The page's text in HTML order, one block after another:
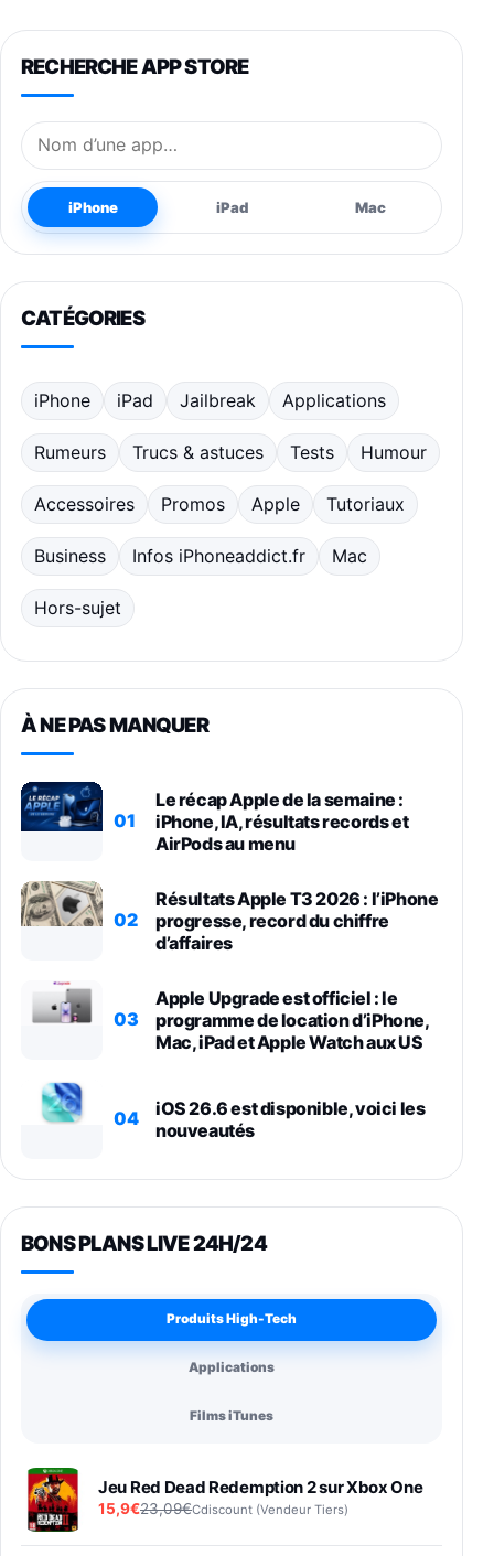
RECHERCHE APP STORE
Nom de l’application
iPhone iPad Mac
CATÉGORIES
iPhone iPad Jailbreak Applications
Rumeurs Trucs & astuces Tests Humour
Accessoires Promos Apple Tutoriaux
Business Infos iPhoneaddict.fr Mac
Hors-sujet
À NE PAS MANQUER
01
Le récap Apple de la semaine :
iPhone, IA, résultats records et
AirPods au menu
02
Résultats Apple T3 2026 : l’iPhone
progresse, record du chiffre
d’affaires
03
Apple Upgrade est officiel : le
programme de location d’iPhone,
Mac, iPad et Apple Watch aux US
04
iOS 26.6 est disponible, voici les
nouveautés
BONS PLANS LIVE 24H/24
Produits High-Tech
Applications
Films iTunes
Jeu Red Dead Redemption 2 sur Xbox One
15,9€23,09€Cdiscount (Vendeur Tiers)